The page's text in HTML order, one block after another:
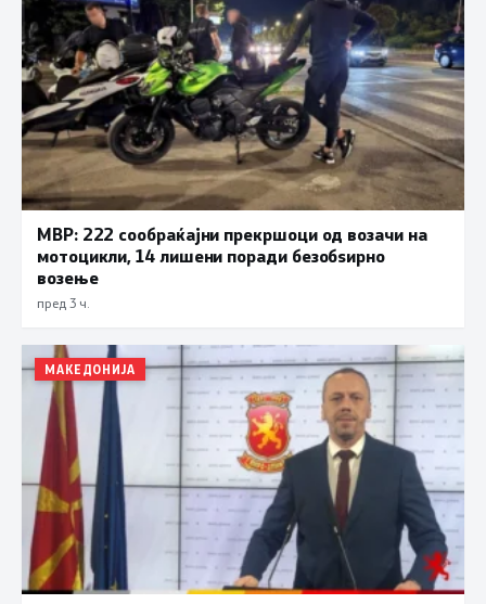
МВР: 222 сообраќајни прекршоци од возачи на
мотоцикли, 14 лишени поради безобѕирно
возење
пред 3 ч.
МАКЕДОНИЈА